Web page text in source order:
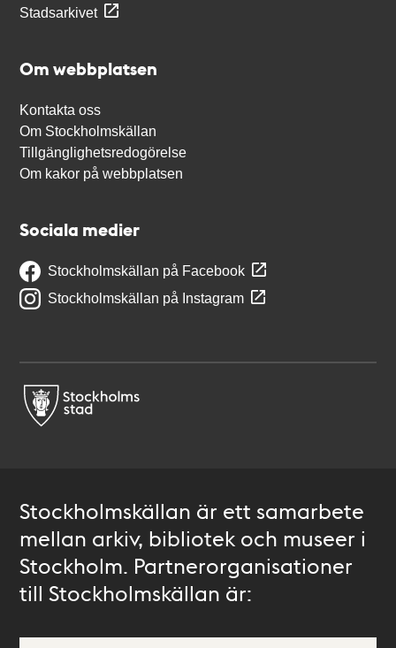
Stadsarkivet
Om webbplatsen
Kontakta oss
Om Stockholmskällan
Tillgänglighetsredogörelse
Om kakor på webbplatsen
Sociala medier
Stockholmskällan på Facebook
Stockholmskällan på Instagram
Stockholmskällan är ett samarbete
mellan arkiv, bibliotek och museer i
Stockholm. Partnerorganisationer
till Stockholmskällan är: